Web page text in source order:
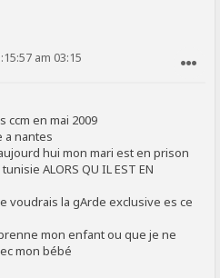
am 03:15
ccm en mai 2009
a nantes
hui mon mari est en prison
ALORS QU IL EST EN
voudrais la gArde exclusive es ce
mon enfant ou que je ne
mon bébé